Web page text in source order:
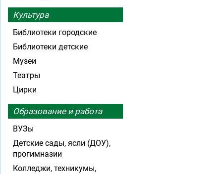
Культура
Библиотеки городские
Библиотеки детские
Музеи
Театры
Цирки
Образование и работа
ВУЗы
Детские сады, ясли (ДОУ),
прогимназии
Колледжи, техникумы,